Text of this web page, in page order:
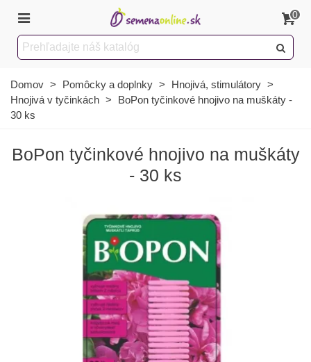
0
Domov > Pomôcky a doplnky > Hnojivá, stimulátory >
Hnojivá v tyčinkách >
BoPon tyčinkové hnojivo na muškáty -
30 ks
BoPon tyčinkové hnojivo na muškáty
- 30 ks